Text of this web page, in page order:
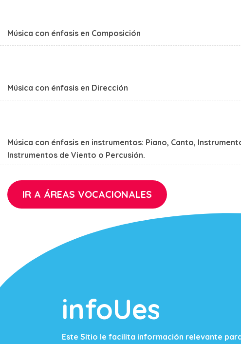
Música con énfasis en Composición
Música con énfasis en Dirección
Música con énfasis en instrumentos: Piano, Canto,
Instrumentos de Viento o Percusión.
IR A ÁREAS VOCACIONALES
infoUes
Este Sitio le facilita información relevante